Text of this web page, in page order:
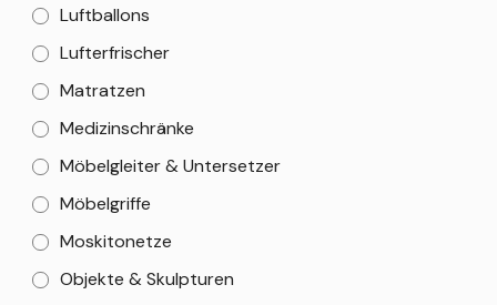
Luftballons
Lufterfrischer
Matratzen
Medizinschränke
Möbelgleiter & Untersetzer
Möbelgriffe
Moskitonetze
Objekte & Skulpturen